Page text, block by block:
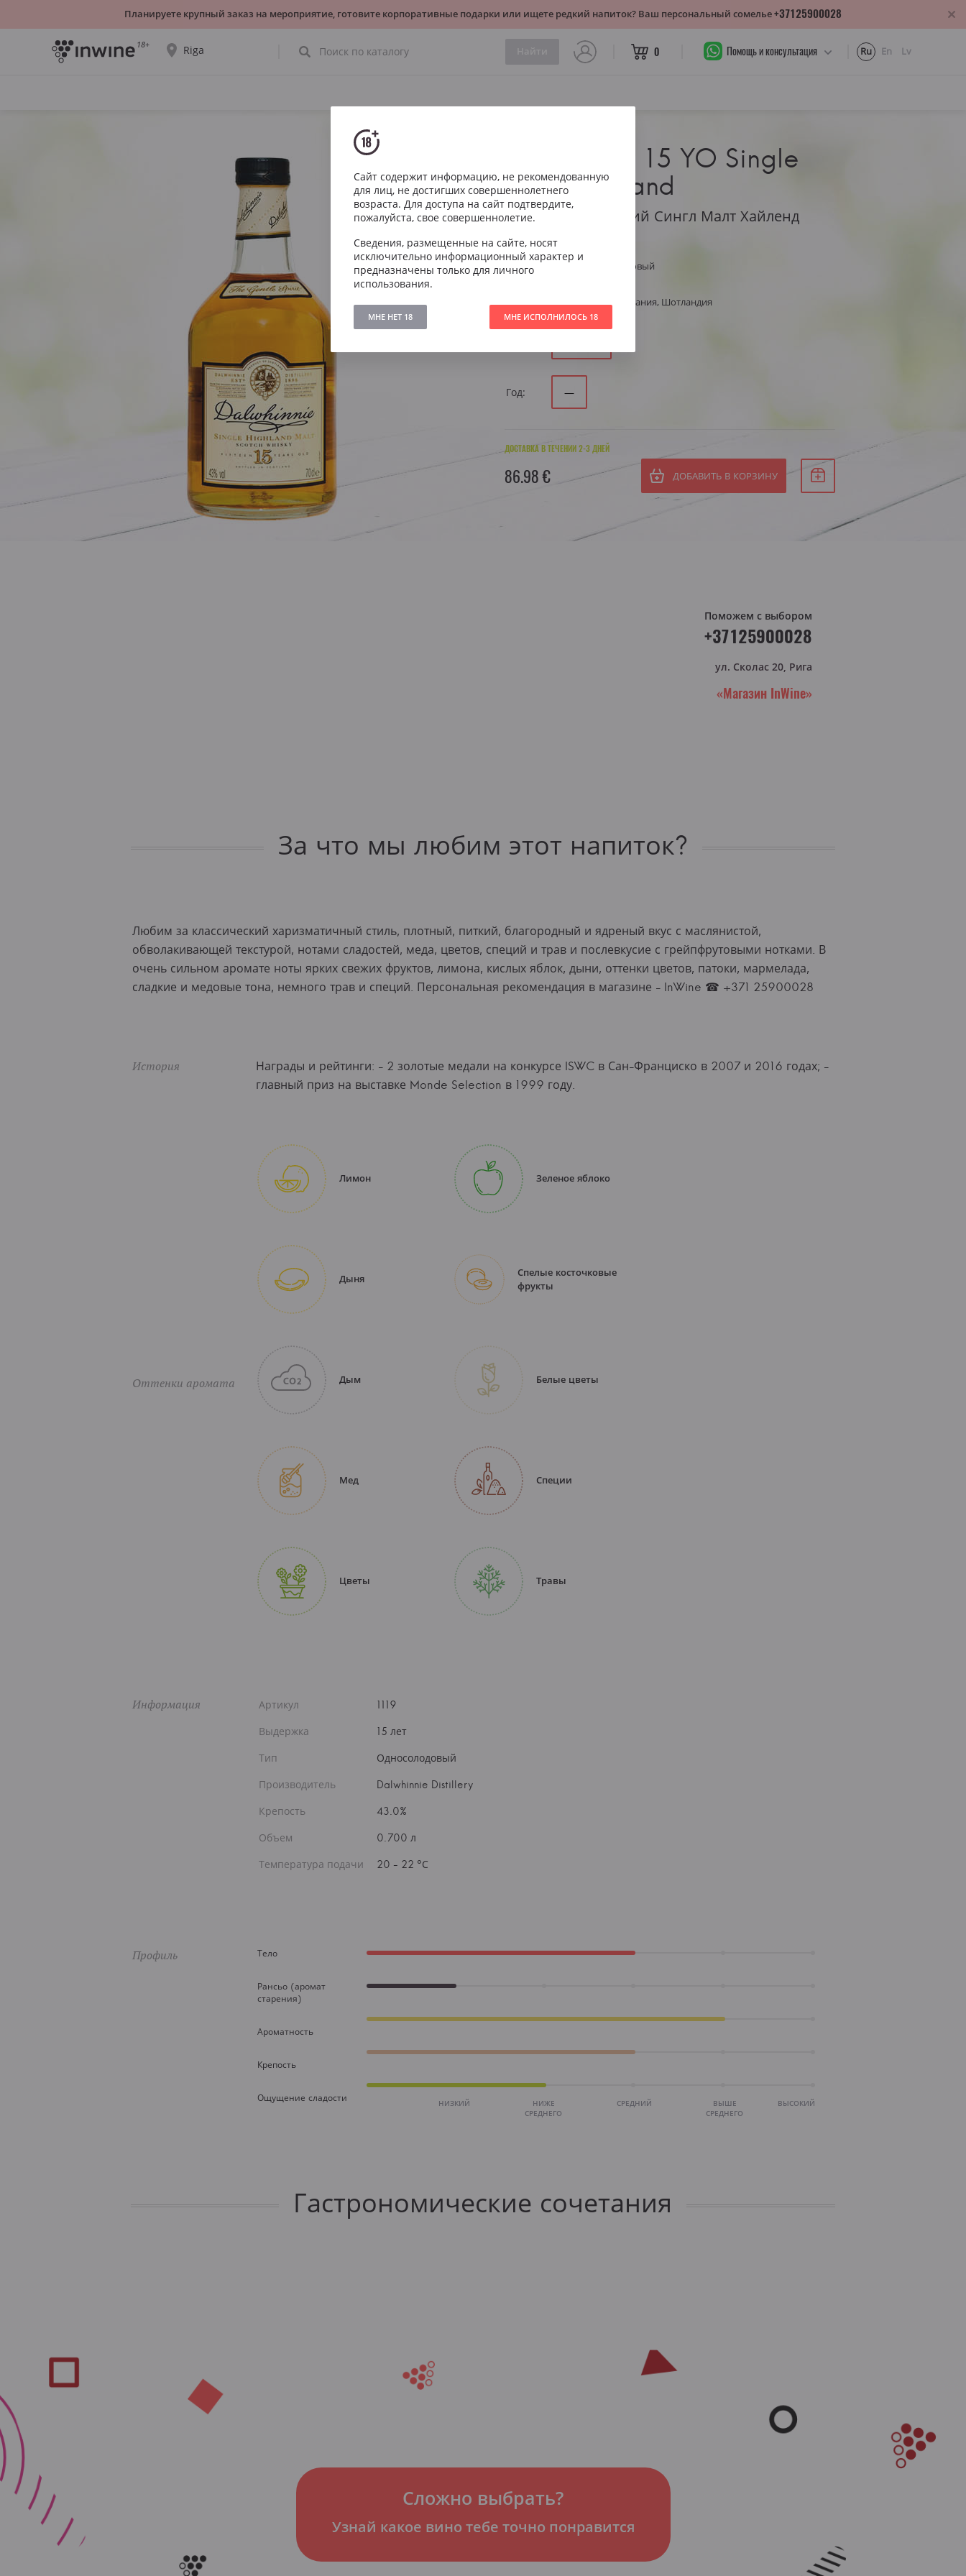
18+ Riga 0 Помощь и консультация Ru En Lv
Dalwhinnie 15 YO Single
Malt Highland
Далвинни 15 летний Сингл Малт Хайленд
Артикул
Тип Односолодовый
Регион Великобритания, Шотландия
Год: —
ДОСТАВКА В ТЕЧЕНИИ 2-3 ДНЕЙ
86.98 € ДОБАВИТЬ В КОРЗИНУ
Поможем с выбором
+37125900028
ул. Сколас 20, Рига
«Магазин InWine»
За что мы любим этот напиток?
Любим за классический харизматичный стиль, плотный, питкий, благородный и ядреный вкус с маслянистой,
обволакивающей текстурой, нотами сладостей, меда, цветов, специй и трав и послевкусие с грейпфрутовыми нотками. В
очень сильном аромате ноты ярких свежих фруктов, лимона, кислых яблок, дыни, оттенки цветов, патоки, мармелада,
сладкие и медовые тона, немного трав и специй. Персональная рекомендация в магазине - InWine ☎ +371 25900028
История
Награды и рейтинги: - 2 золотые медали на конкурсе ISWC в Сан-Франциско в 2007 и 2016 годах; -
главный приз на выставке Monde Selection в 1999 году.
Оттенки аромата
Лимон Зеленое яблоко
Дыня
Спелые косточковые
фрукты
Дым Белые цветы
Мед Специи
Цветы Травы
Информация Артикул 1119
Выдержка 15 лет
Тип Односолодовый
Производитель Dalwhinnie Distillery
Крепость 43.0%
Объем 0.700 л
Температура подачи 20 - 22 °С
Профиль Тело
Рансьо (аромат
старения)
Ароматность
Крепость
Ощущение сладости
НИЗКИЙ
НИЖЕ
СРЕДНЕГО
СРЕДНИЙ
ВЫШЕ
СРЕДНЕГО
ВЫСОКИЙ
Гастрономические сочетания
Сложно выбрать?
Узнай какое вино тебе точно понравится
Сайт содержит информацию, не рекомендованную
для лиц, не достигших совершеннолетнего
возраста. Для доступа на сайт подтвердите,
пожалуйста, свое совершеннолетие.
Сведения, размещенные на сайте, носят
исключительно информационный характер и
предназначены только для личного
использования.
МНЕ НЕТ 18 МНЕ ИСПОЛНИЛОСЬ 18
Планируете крупный заказ на мероприятие, готовите корпоративные подарки или ищете редкий напиток? Ваш персональный сомелье+37125900028